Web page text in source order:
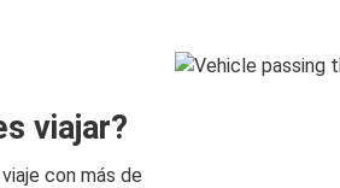
viajar?
con más de